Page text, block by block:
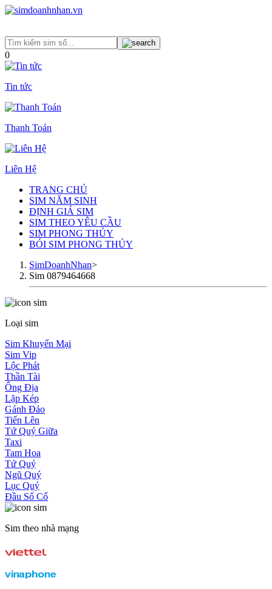
0
Tin tức
Thanh Toán
Liên Hệ
TRANG CHỦ
SIM NĂM SINH
ĐỊNH GIÁ SIM
SIM THEO YÊU CẦU
SIM PHONG THỦY
BÓI SIM PHONG THỦY
SimDoanhNhan>
Sim 0879464668
Loại sim
Sim Khuyến Mại
Sim Vip
Lộc Phát
Thần Tài
Ông Địa
Lặp Kép
Gánh Đảo
Tiến Lên
Tứ Quý Giữa
Taxi
Tam Hoa
Tứ Quý
Ngũ Quý
Lục Quý
Đầu Số Cổ
Sim theo nhà mạng